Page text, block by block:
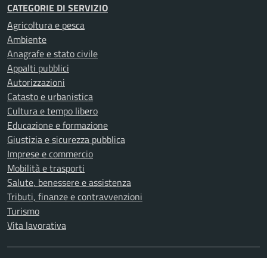
CATEGORIE DI SERVIZIO
Agricoltura e pesca
Ambiente
Anagrafe e stato civile
Appalti pubblici
Autorizzazioni
Catasto e urbanistica
Cultura e tempo libero
Educazione e formazione
Giustizia e sicurezza pubblica
Imprese e commercio
Mobilità e trasporti
Salute, benessere e assistenza
Tributi, finanze e contravvenzioni
Turismo
Vita lavorativa